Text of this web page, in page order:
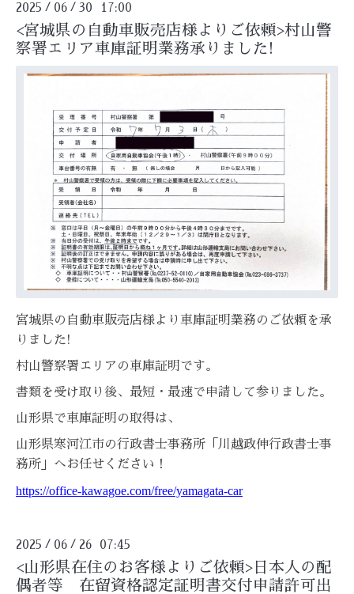
2025 / 06 / 30 17:00
<宮城県の自動車販売店様よりご依頼>村山警
察署エリア車庫証明業務承りました!
宮城県の自動車販売店様より車庫証明業務のご依頼を承
りました!
村山警察署エリアの車庫証明です。
書類を受け取り後、最短・最速で申請して参りました。
山形県で車庫証明の取得は、
山形県寒河江市の行政書士事務所「川越政伸行政書士事
務所」へお任せください！
https://office-kawagoe.com/free/yamagata-car
2025 / 06 / 26 07:45
<山形県在住のお客様よりご依頼>日本人の配
偶者等 在留資格認定証明書交付申請許可出